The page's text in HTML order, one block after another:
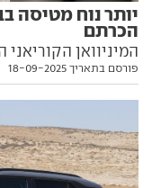
יותר נוח מטיסה
הכרתם
המיניוואן
שמעדיפים
פורסם בתאריך 18-09-2025